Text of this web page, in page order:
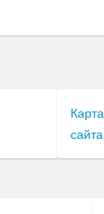
Карта
сайта